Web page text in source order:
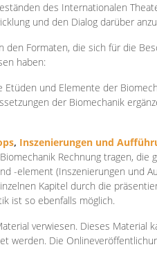
des Internationalen
und den Dialog darüber
Formaten, die sich für die
haben:
und Elemente der
der Biomechanik
, Inszenierungen und
Rechnung tragen, die
-element (Inszenierungen und
Kapitel durch die
ist so ebenfalls möglich.
verwiesen. Dieses Material
werden. Die